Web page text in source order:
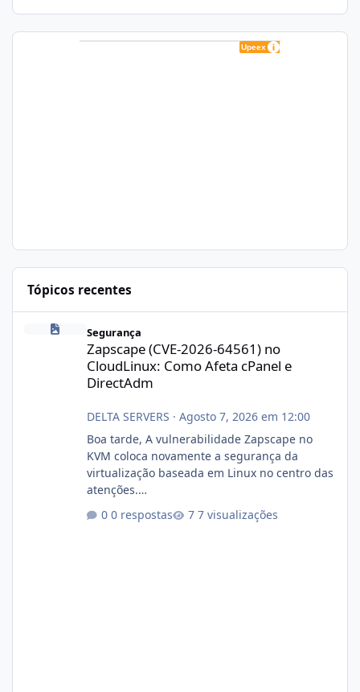
Tópicos recentes
Zapscape (CVE-2026-64561) no CloudLinux: Como Afeta cPanel
Segurança
Zapscape (CVE-2026-64561) no
CloudLinux: Como Afeta cPanel e
DirectAdm
DELTA SERVERS · Agosto 7, 2026 em 12:00
Boa tarde, A vulnerabilidade Zapscape no
KVM coloca novamente a segurança da
virtualização baseada em Linux no centro das
atenções.
https://cloudlinux.statuspage.io/incidents/dlr
xjx23zz5f Criamos uma breve explicação:
0 respostas 7 visualizações